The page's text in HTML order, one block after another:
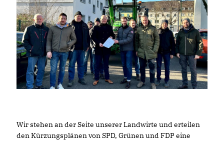
Wir stehen an der Seite unserer Landwirte und erteilen
den Kürzungsplänen von SPD, Grünen und FDP eine